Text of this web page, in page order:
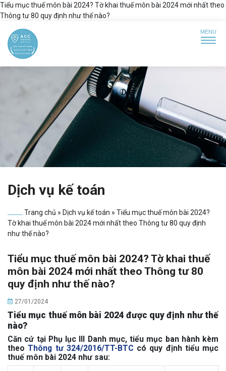
Tiểu mục thuế môn bài 2024? Tờ khai thuế môn bài 2024 mới nhất theo
Thông tư 80 quy định như thế nào?
Dịch vụ kế toán
Trang chủ » Dịch vụ kế toán » Tiểu mục thuế môn bài 2024?
Tờ khai thuế môn bài 2024 mới nhất theo Thông tư 80 quy định
như thế nào?
Tiểu mục thuế môn bài 2024? Tờ khai thuế
môn bài 2024 mới nhất theo Thông tư 80
quy định như thế nào?
27/01/2024
Tiểu mục thuế môn bài 2024 được quy định như thế
nào?
Căn cứ tại Phụ lục III Danh mục, tiểu mục ban hành kèm
theoThông tư 324/2016/TT-BTC có quy định tiểu mục
thuế môn bài 2024 như sau: